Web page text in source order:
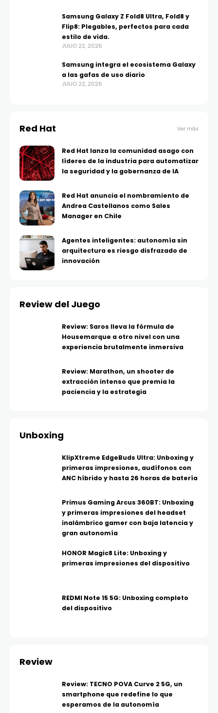
Samsung Galaxy Z Fold8 Ultra, Fold8 y
Flip8: Plegables, perfectos para cada
estilo de vida.
JULIO 22, 2026
Samsung integra el ecosistema Galaxy
a las gafas de uso diario
JULIO 22, 2026
Red Hat Ver más
Red Hat lanza la comunidad asago con
líderes de la industria para automatizar
la seguridad y la gobernanza de IA
Red Hat anuncia el nombramiento de
Andrea Castellanos como Sales
Manager en Chile
Agentes inteligentes: autonomía sin
arquitectura es riesgo disfrazado de
innovación
Review del Juego
Review: Saros lleva la fórmula de
Housemarque a otro nivel con una
experiencia brutalmente inmersiva
Review: Marathon, un shooter de
extracción intenso que premia la
paciencia y la estrategia
Unboxing
KlipXtreme EdgeBuds Ultra: Unboxing y
primeras impresiones, audífonos con
ANC híbrido y hasta 26 horas de batería
Primus Gaming Arcus 360BT: Unboxing
y primeras impresiones del headset
inalámbrico gamer con baja latencia y
gran autonomía
HONOR Magic8 Lite: Unboxing y
primeras impresiones del dispositivo
REDMI Note 15 5G: Unboxing completo
del dispositivo
Review
Review: TECNO POVA Curve 2 5G, un
smartphone que redefine lo que
esperamos de la autonomía